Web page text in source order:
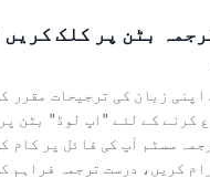
4: ترجمہ بٹن پر کلک
اپنی زبان کی ترجیحات مقرر
کرنے کے لئے "اپ لوڈ" بٹن
سسٹم آپ کی فائل پر کام
کریں، درست ترجمہ فراہم